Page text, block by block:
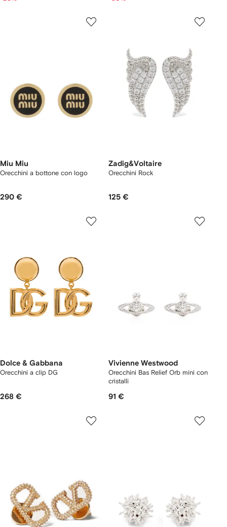
Miu Miu
Orecchini a bottone con logo
290 €
Zadig&Voltaire
Orecchini Rock
125 €
Dolce & Gabbana
Orecchini a clip DG
268 €
Vivienne Westwood
Orecchini Bas Relief Orb mini con
cristalli
91 €